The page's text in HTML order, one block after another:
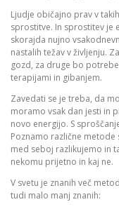
Ljudje običajno prav v
sprostitve. In sprostitev je
skorajda nujno
nastalih težav v življenju.
gozd, za druge bo
terapijami in gibanjem.
Zavedati se je treba, da
moramo vsak dan jesti in
novo energijo. S
Poznamo različne metode
med seboj razlikujemo in
nekomu prijetno in kaj ne.
V svetu je znanih več
tudi malo manj znanih: